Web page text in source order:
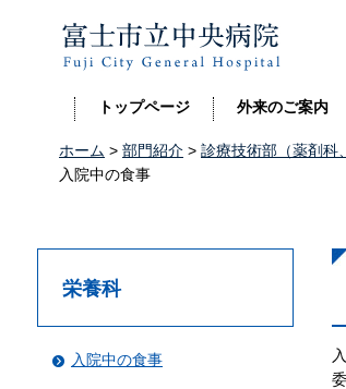
富士市立中央病院
トップページ 外来のご案内
ホーム > 部門紹介 > 診療技術部（薬剤科
入院中の食事
栄養科
入院中の食事